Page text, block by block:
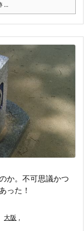
...
か。不可思議かつ
った！
大阪 ,